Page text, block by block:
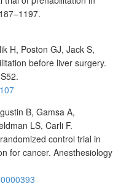
H, Poston GJ, Jack S,
before liver surgery.
B, Gamsa A,
LS, Carli F.
control trial in
for cancer. Anesthesiology